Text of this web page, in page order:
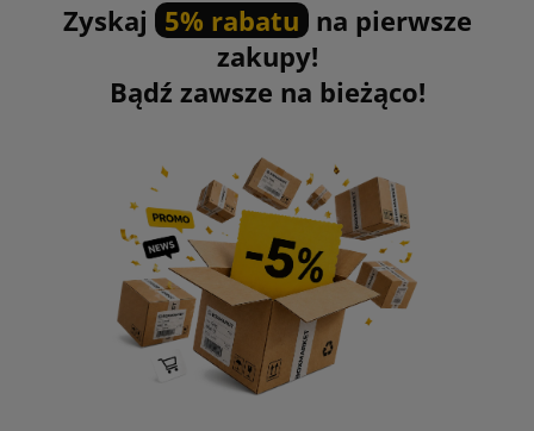
Zyskaj 5% rabatu na pierwsze
zakupy!
Bądź zawsze na bieżąco!